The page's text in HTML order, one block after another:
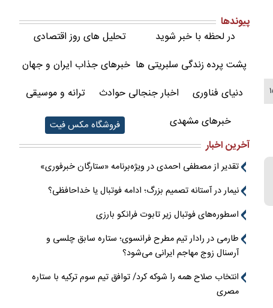
پیوندها
در لحظه با خبر شوید
تحلیل های روز اقتصادی
پشت پرده زندگی سلبریتی ها خبرهای جذاب ایران و جهان
دنیای فناوری
اخبار جنجالی حوادث
ترانه و موسیقی
خبرهای مشهدی
فروشگاه مکس فیت
آخرین اخبار
تقدیر از مصطفی احمدی در ویژه‌برنامه «ستارگان خبرفوری»
نیمار در آستانه تصمیم بزرگ؛ ادامه فوتبال یا خداحافظی؟
اسطوره‌های فوتبال زیر تابوت فرانکو بارزی
طارمی در رادار تیم مطرح فرانسوی؛ ستاره سابق چلسی و
آرسنال زوج مهاجم ایرانی می‌شود؟
انتخاب صلاح همه را شوکه کرد/ توافق تیم سوم ترکیه با ستاره
مصری